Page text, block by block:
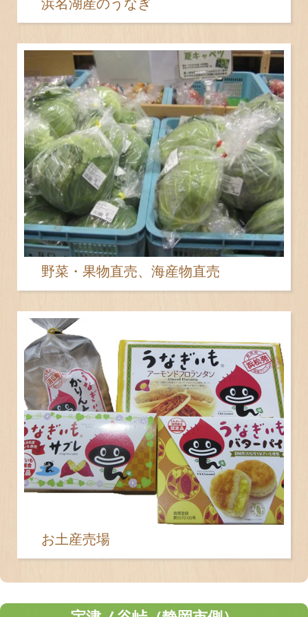
浜名湖産のうなぎ
野菜・果物直売、海産物直売
お土産売場